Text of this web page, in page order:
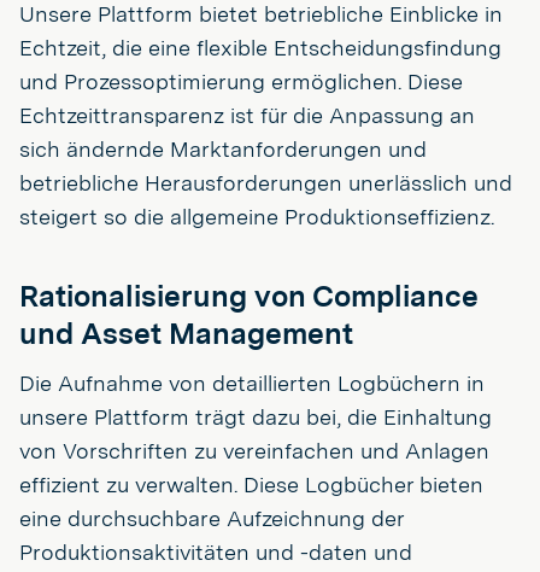
Unsere Plattform bietet betriebliche Einblicke in
Echtzeit, die eine flexible Entscheidungsfindung
und Prozessoptimierung ermöglichen. Diese
Echtzeittransparenz ist für die Anpassung an
sich ändernde Marktanforderungen und
betriebliche Herausforderungen unerlässlich und
steigert so die allgemeine Produktionseffizienz.
Rationalisierung von Compliance
und Asset Management
Die Aufnahme von detaillierten Logbüchern in
unsere Plattform trägt dazu bei, die Einhaltung
von Vorschriften zu vereinfachen und Anlagen
effizient zu verwalten. Diese Logbücher bieten
eine durchsuchbare Aufzeichnung der
Produktionsaktivitäten und -daten und